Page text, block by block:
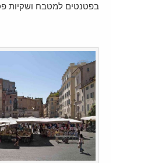
בפטנטים למטבח ושקיות